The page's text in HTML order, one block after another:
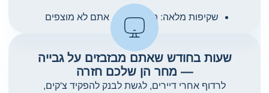
שקיפות מלאה: הדייר רואה, אתם לא מוצפים
שעות בחודש שאתם מבזבזים על גבייה
— מחר הן שלכם חזרה
לרדוף אחרי דיירים, לגשת לבנק להפקיד צ'קים,